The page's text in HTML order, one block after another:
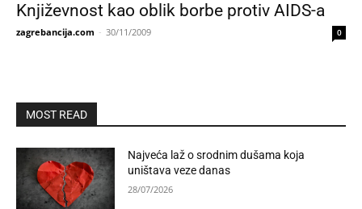
Književnost kao oblik borbe protiv AIDS-a
zagrebancija.com - 30/11/2009 0
MOST READ
Najveća laž o srodnim dušama koja
uništava veze danas
28/07/2026